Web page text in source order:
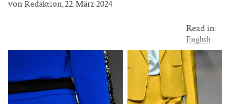
von Redaktion,22. März 2024
Read in:
English